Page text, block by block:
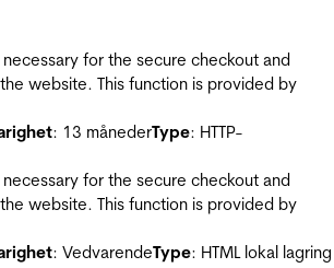
for the secure checkout and
website. This function is provided by
: 13 månederType: HTTP-
for the secure checkout and
website. This function is provided by
: VedvarendeType: HTML lokal lagring